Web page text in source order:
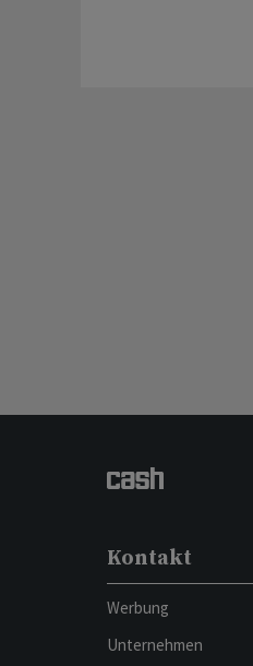
Kontakt
Werbung
Unternehmen